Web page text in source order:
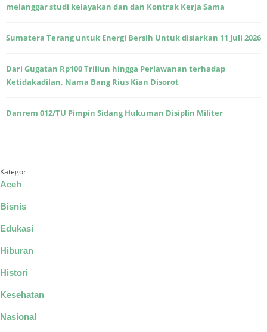
melanggar studi kelayakan dan dan Kontrak Kerja Sama
Sumatera Terang untuk Energi Bersih Untuk disiarkan 11 Juli 2026
Dari Gugatan Rp100 Triliun hingga Perlawanan terhadap
Ketidakadilan, Nama Bang Rius Kian Disorot
Danrem 012/TU Pimpin Sidang Hukuman Disiplin Militer
Kategori
Aceh
Bisnis
Edukasi
Hiburan
Histori
Kesehatan
Nasional